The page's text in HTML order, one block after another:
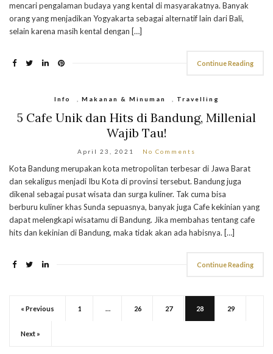
mencari pengalaman budaya yang kental di masyarakatnya. Banyak
orang yang menjadikan Yogyakarta sebagai alternatif lain dari Bali,
selain karena masih kental dengan […]
Continue Reading
Info Makanan & Minuman Travelling
5 Cafe Unik dan Hits di Bandung, Millenial
Wajib Tau!
April 23, 2021 No Comments
Kota Bandung merupakan kota metropolitan terbesar di Jawa Barat
dan sekaligus menjadi Ibu Kota di provinsi tersebut. Bandung juga
dikenal sebagai pusat wisata dan surga kuliner. Tak cuma bisa
berburu kuliner khas Sunda sepuasnya, banyak juga Cafe kekinian yang
dapat melengkapi wisatamu di Bandung. Jika membahas tentang cafe
hits dan kekinian di Bandung, maka tidak akan ada habisnya. […]
Continue Reading
« Previous 1 … 26 27 28 29
Next »